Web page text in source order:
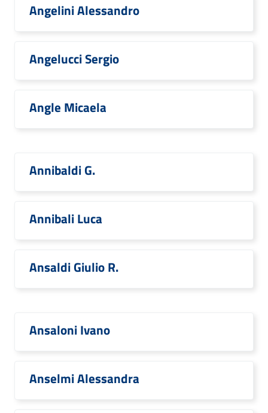
Angelini Alessandro
Angelucci Sergio
Angle Micaela
Annibaldi G.
Annibali Luca
Ansaldi Giulio R.
Ansaloni Ivano
Anselmi Alessandra